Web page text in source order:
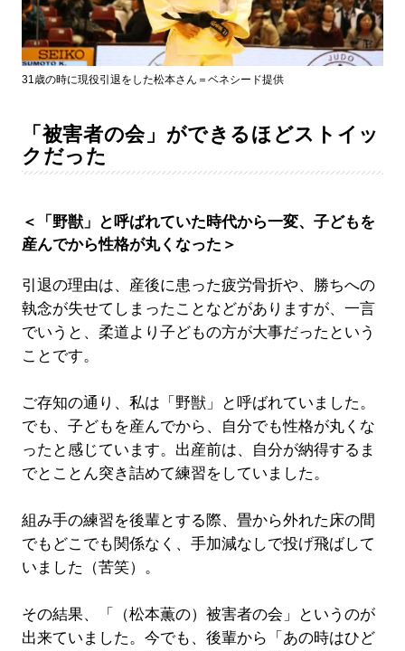
31歳の時に現役引退をした松本さん＝ベネシード提供
「被害者の会」ができるほどストイッ
クだった
＜「野獣」と呼ばれていた時代から一変、子どもを
産んでから性格が丸くなった＞
引退の理由は、産後に患った疲労骨折や、勝ちへの
執念が失せてしまったことなどがありますが、一言
でいうと、柔道より子どもの方が大事だったという
ことです。
ご存知の通り、私は「野獣」と呼ばれていました。
でも、子どもを産んでから、自分でも性格が丸くな
ったと感じています。出産前は、自分が納得するま
でとことん突き詰めて練習をしていました。
組み手の練習を後輩とする際、畳から外れた床の間
でもどこでも関係なく、手加減なしで投げ飛ばして
いました（苦笑）。
その結果、「（松本薫の）被害者の会」というのが
出来ていました。今でも、後輩から「あの時はひど